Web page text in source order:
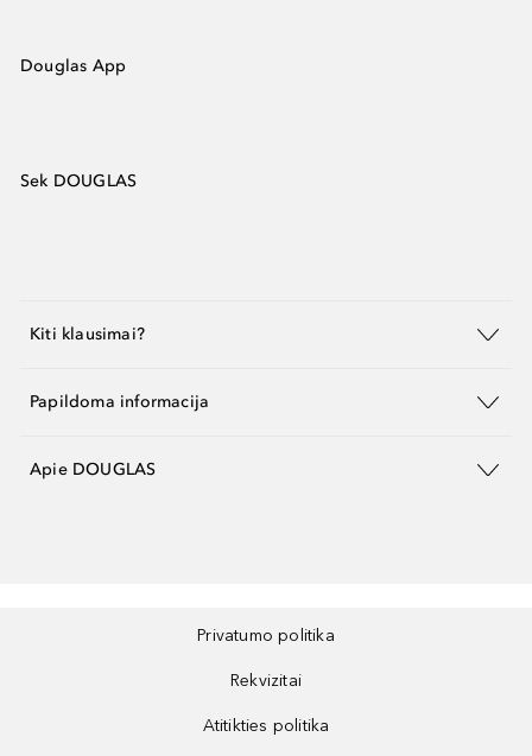
Douglas App
Sek DOUGLAS
Kiti klausimai?
Papildoma informacija
Apie DOUGLAS
Privatumo politika
Rekvizitai
Atitikties politika